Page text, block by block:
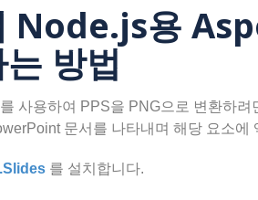
Node.js용
방법
사용하여 PPS을 PNG으로 변환하
문서를 나타내며 해당 요소에
를 설치합니다.